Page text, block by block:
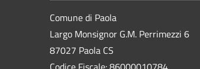
Comune di Paola
Largo Monsignor G.M. Perrimezzi 6
87027 Paola CS